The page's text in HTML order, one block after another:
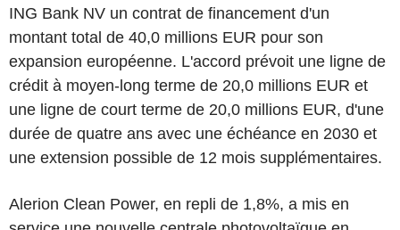
ING Bank NV un contrat de financement d'un
montant total de 40,0 millions EUR pour son
expansion européenne. L'accord prévoit une ligne de
crédit à moyen-long terme de 20,0 millions EUR et
une ligne de court terme de 20,0 millions EUR, d'une
durée de quatre ans avec une échéance en 2030 et
une extension possible de 12 mois supplémentaires.
Alerion Clean Power, en repli de 1,8%, a mis en